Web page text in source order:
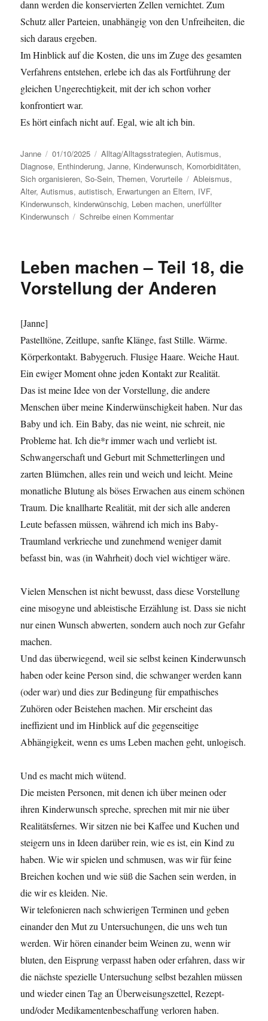
dann werden die konservierten Zellen vernichtet. Zum
Schutz aller Parteien, unabhängig von den Unfreiheiten, die
sich daraus ergeben.
Im Hinblick auf die Kosten, die uns im Zuge des gesamten
Verfahrens entstehen, erlebe ich das als Fortführung der
gleichen Ungerechtigkeit, mit der ich schon vorher
konfrontiert war.
Es hört einfach nicht auf. Egal, wie alt ich bin.
Autor
Janne
Veröffentlicht
am
01/10/2025 Kategorien
Alltag/Alltagsstrategien,Autismus,
Diagnose, Enthinderung,Janne, Kinderwunsch, Komorbiditäten,
Sich organisieren,So-Sein,Themen,Vorurteile Schlagwörter
Ableismus,
Alter,Autismus,autistisch, Erwartungen an Eltern, IVF,
Kinderwunsch,kinderwünschig, Leben machen, unerfüllter
Kinderwunsch
Schreibe einen Kommentarzu
Teil
20,
Alter
Leben machen – Teil 18, die
Vorstellung der Anderen
[Janne]
Pastelltöne, Zeitlupe, sanfte Klänge, fast Stille. Wärme.
Körperkontakt. Babygeruch. Flusige Haare. Weiche Haut.
Ein ewiger Moment ohne jeden Kontakt zur Realität.
Das ist meine Idee von der Vorstellung, die andere
Menschen über meine Kinderwünschigkeit haben. Nur das
Baby und ich. Ein Baby, das nie weint, nie schreit, nie
Probleme hat. Ich die*r immer wach und verliebt ist.
Schwangerschaft und Geburt mit Schmetterlingen und
zarten Blümchen, alles rein und weich und leicht. Meine
monatliche Blutung als böses Erwachen aus einem schönen
Traum. Die knallharte Realität, mit der sich alle anderen
Leute befassen müssen, während ich mich ins Baby-
Traumland verkrieche und zunehmend weniger damit
befasst bin, was (in Wahrheit) doch viel wichtiger wäre.
Vielen Menschen ist nicht bewusst, dass diese Vorstellung
eine misogyne und ableistische Erzählung ist. Dass sie nicht
nur einen Wunsch abwerten, sondern auch noch zur Gefahr
machen.
Und das überwiegend, weil sie selbst keinen Kinderwunsch
haben oder keine Person sind, die schwanger werden kann
(oder war) und dies zur Bedingung für empathisches
Zuhören oder Beistehen machen. Mir erscheint das
ineffizient und im Hinblick auf die gegenseitige
Abhängigkeit, wenn es ums Leben machen geht, unlogisch.
Und es macht mich wütend.
Die meisten Personen, mit denen ich über meinen oder
ihren Kinderwunsch spreche, sprechen mit mir nie über
Realitätsfernes. Wir sitzen nie bei Kaffee und Kuchen und
steigern uns in Ideen darüber rein, wie es ist, ein Kind zu
haben. Wie wir spielen und schmusen, was wir für feine
Breichen kochen und wie süß die Sachen sein werden, in
die wir es kleiden. Nie.
Wir telefonieren nach schwierigen Terminen und geben
einander den Mut zu Untersuchungen, die uns weh tun
werden. Wir hören einander beim Weinen zu, wenn wir
bluten, den Eisprung verpasst haben oder erfahren, dass wir
die nächste spezielle Untersuchung selbst bezahlen müssen
und wieder einen Tag an Überweisungszettel, Rezept-
und/oder Medikamentenbeschaffung verloren haben.